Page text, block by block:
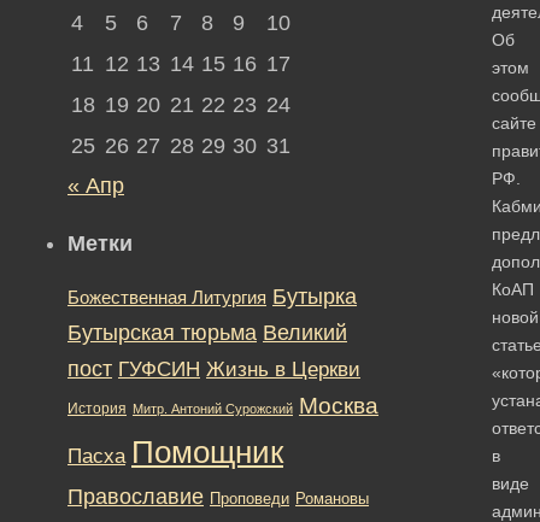
Об
этом
сайте
РФ.
КоАП
новой
в
виде
4
5 6 7 8 9
10
11 12 13 14 15 16 17
18 19 20 21 22 23 24
25 26 27 28 29 30 31
« Апр
Метки
Божественная Литургия Бутырка
Бутырская тюрьма Великий
пост ГУФСИН Жизнь в Церкви
История Митр. Антоний Сурожский Москва
Пасха Помощник
Православие Проповеди Романовы